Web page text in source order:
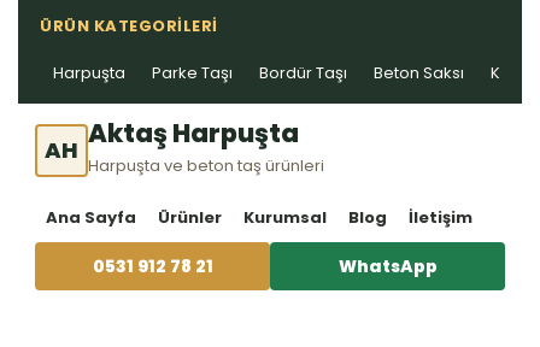
ÜRÜN KATEGORILERI
Harpuşta Parke Taşı Bordür Taşı Beton Saksı Kablo
AH Aktaş Harpuşta
Harpuşta ve beton taş ürünleri
Ana Sayfa Ürünler Kurumsal Blog İletişim
0531 912 78 21 WhatsApp